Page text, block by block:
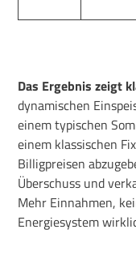
Das Ergebnis zeigt
dynamischen
einem typischen
einem klassischen
Billigpreisen
Überschuss und
Mehr Einnahmen,
Energiesystem